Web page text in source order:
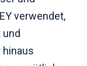
verwendet,
und
gemütliche